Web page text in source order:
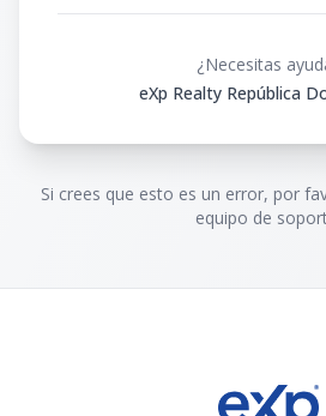
¿Necesitas
eXp Realty República
Si crees que esto es un error, por
equipo de